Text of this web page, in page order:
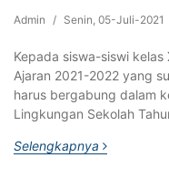
Admin / Senin, 05-Juli-2021
Kepada siswa-siswi
Ajaran 2021-2022 yang
harus bergabung dalam
Lingkungan Sekolah
Selengkapnya